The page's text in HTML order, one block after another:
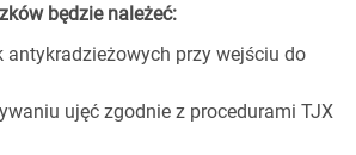
będzie należeć:
antykradzieżowych przy wejściu do
ujęć zgodnie z procedurami TJX